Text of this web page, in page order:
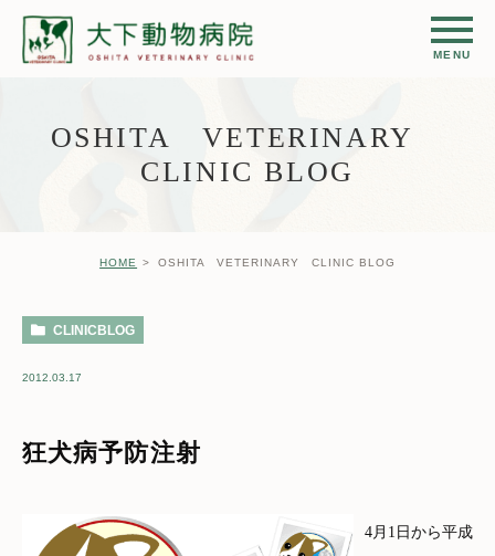
OSHITA VETERINARY
CLINIC BLOG
HOME OSHITA VETERINARY CLINIC BLOG
CLINICBLOG
2012.03.17
狂犬病予防注射
4月1日から平成